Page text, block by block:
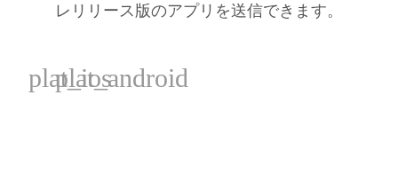
レリリース版のアプリを送信できます。
plat_ios
plat_android